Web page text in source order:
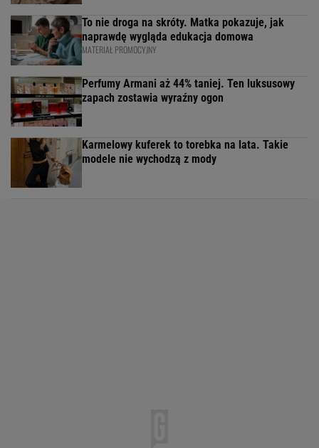
To nie droga na skróty. Matka pokazuje, jak
naprawdę wygląda edukacja domowa
MATERIAŁ PROMOCYJNY
Perfumy Armani aż 44% taniej. Ten luksusowy
zapach zostawia wyraźny ogon
Karmelowy kuferek to torebka na lata. Takie
modele nie wychodzą z mody